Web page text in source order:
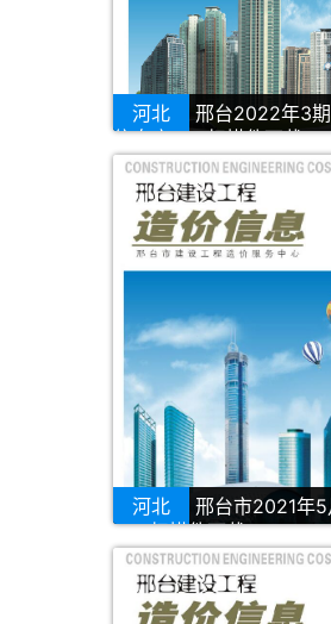
河北
邢台2022年3
信息库PDF扫描件下载
河北
邢台市2021年
PDF扫描件下载